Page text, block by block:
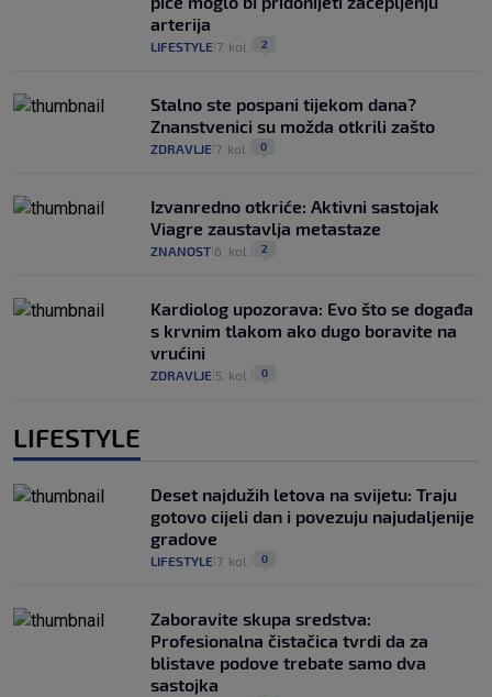
arterija
LIFESTYLE 7. kol. 2
Stalno ste pospani tijekom dana?
Znanstvenici su možda otkrili zašto
ZDRAVLJE 7. kol. 0
Izvanredno otkriće: Aktivni sastojak
Viagre zaustavlja metastaze
ZNANOST 6. kol. 2
Kardiolog upozorava: Evo što se događa
s krvnim tlakom ako dugo boravite na
vrućini
ZDRAVLJE 5. kol. 0
LIFESTYLE
Deset najdužih letova na svijetu: Traju
gotovo cijeli dan i povezuju najudaljenije
gradove
LIFESTYLE 7. kol. 0
Zaboravite skupa sredstva:
Profesionalna čistačica tvrdi da za
blistave podove trebate samo dva
sastojka